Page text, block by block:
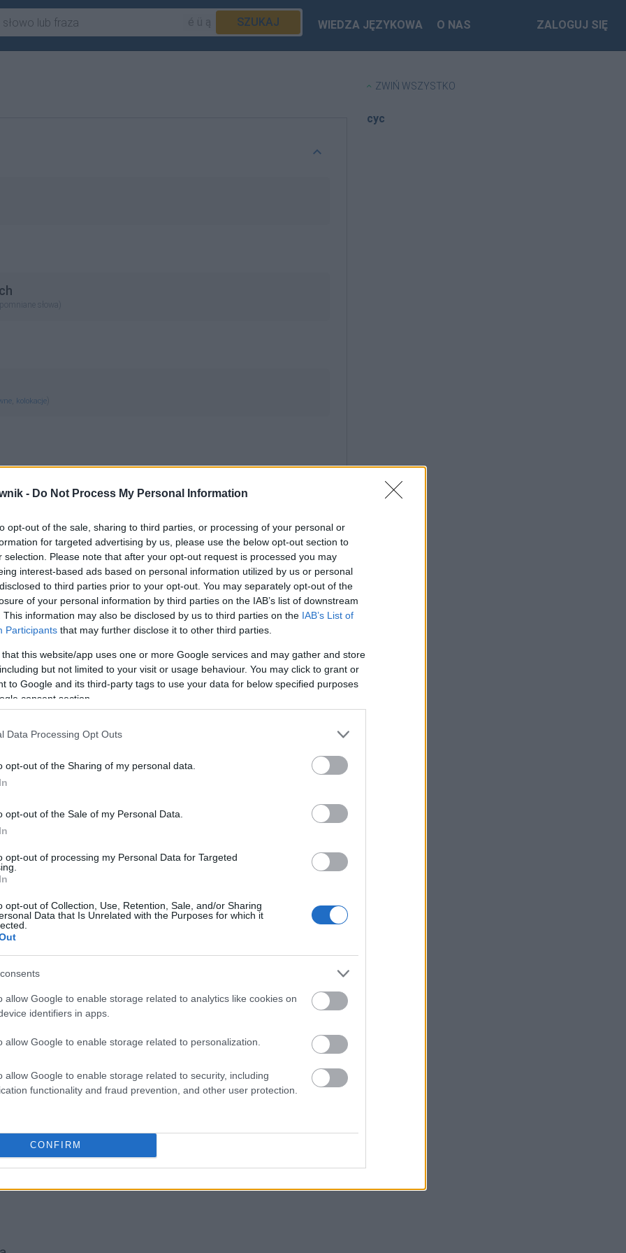
- Do Not Process My Personal Information
opt-out of the sale, sharing to third parties, or processing of your personal or
for targeted advertising by us, please use the below opt-out section to
selection. Please note that after your opt-out request is processed you may
interest-based ads based on personal information utilized by us or personal
to third parties prior to your opt-out. You may separately opt-out of the
of your personal information by third parties on the IAB’s list of downstream
This information may also be disclosed by us to third parties on the IAB’s List of
Participants that may further disclose it to other third parties.
that this website/app uses one or more Google services and may gather and store
but not limited to your visit or usage behaviour. You may click to grant or
to Google and its third-party tags to use your data for below specified purposes
consent section.
Data Processing Opt Outs
opt-out of the Sharing of my personal data.
opt-out of the Sale of my Personal Data.
opt-out of processing my Personal Data for Targeted
opt-out of Collection, Use, Retention, Sale, and/or Sharing
Data that Is Unrelated with the Purposes for which it
allow Google to enable storage related to analytics like cookies on
identifiers in apps.
allow Google to enable storage related to personalization.
allow Google to enable storage related to security, including
functionality and fraud prevention, and other user protection.
CONFIRM
SZUKAJ WIEDZA JĘZYKOWA O NAS ZALOGUJ SIĘ
słowa)
kolokacje
cycom; cyców; cycowi; cycu
Brakuje czegoś w haśle?
abonenci Dobrego słownika.
SPRAWDŹ
ZWIŃ WSZYSTKO
cyc